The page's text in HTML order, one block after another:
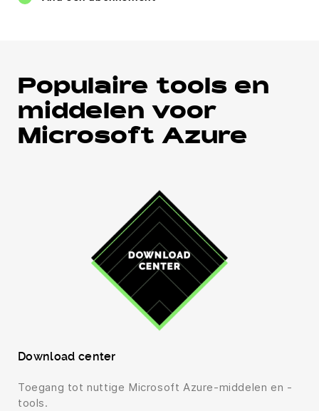
Populaire tools en
middelen voor
Microsoft Azure
Download center
Toegang tot nuttige Microsoft Azure-middelen en -
tools.